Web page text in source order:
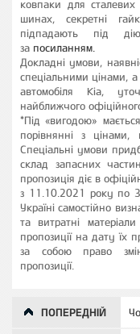
ковпаки для
шинах, секретні
підпадають під дію
за посиланням.
Докладні умови,
спеціальними цінами,
автомобіля Kia,
найближчого
*Під «вигодою»
порівнянні з
Спеціальні умови
склад запасних
пропозиція діє в
з 11.10.2021 року по
Україні самостійно
та витратні
пропозиції на дату
за собою право
пропозиції.
ПОПЕРЕДНІЙ